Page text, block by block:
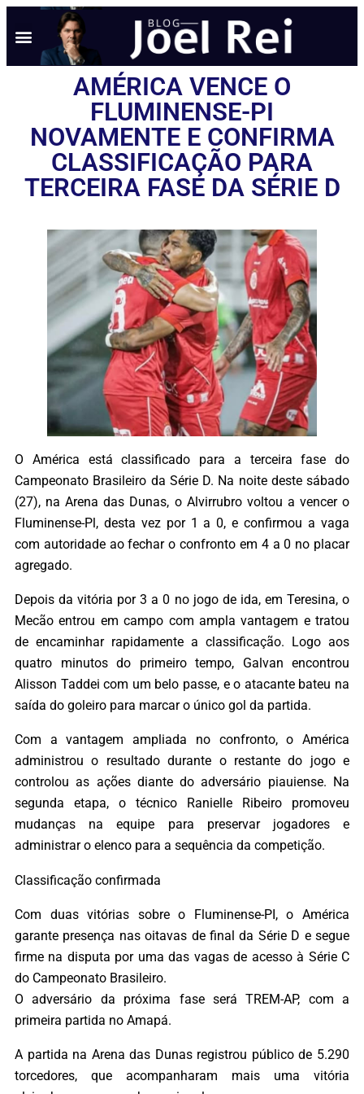
AMÉRICA VENCE O
FLUMINENSE-PI
NOVAMENTE E CONFIRMA
CLASSIFICAÇÃO PARA
TERCEIRA FASE DA SÉRIE D
O América está classificado para a terceira fase do
Campeonato Brasileiro da Série D. Na noite deste sábado
(27), na Arena das Dunas, o Alvirrubro voltou a vencer o
Fluminense-Pl, desta vez por 1 a 0, e confirmou a vaga
com autoridade ao fechar o confronto em 4 a 0 no placar
agregado.
Depois da vitória por 3 a 0 no jogo de ida, em Teresina, o
Mecão entrou em campo com ampla vantagem e tratou
de encaminhar rapidamente a classificação. Logo aos
quatro minutos do primeiro tempo, Galvan encontrou
Alisson Taddei com um belo passe, e o atacante bateu na
saída do goleiro para marcar o único gol da partida.
Com a vantagem ampliada no confronto, o América
administrou o resultado durante o restante do jogo e
controlou as ações diante do adversário piauiense. Na
segunda etapa, o técnico Ranielle Ribeiro promoveu
mudanças na equipe para preservar jogadores e
administrar o elenco para a sequência da competição.
Classificação confirmada
Com duas vitórias sobre o Fluminense-PI, o América
garante presença nas oitavas de final da Série D e segue
firme na disputa por uma das vagas de acesso à Série C
do Campeonato Brasileiro.
O adversário da próxima fase será TREM-AP, com a
primeira partida no Amapá.
A partida na Arena das Dunas registrou público de 5.290
torcedores, que acompanharam mais uma vitória